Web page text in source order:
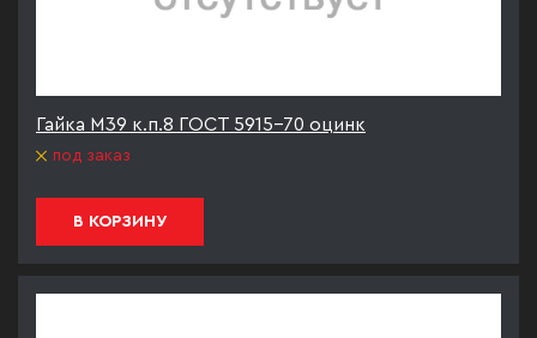
Гайка М39 к.п.8 ГОСТ 5915-70 оцинк
под заказ
В КОРЗИНУ